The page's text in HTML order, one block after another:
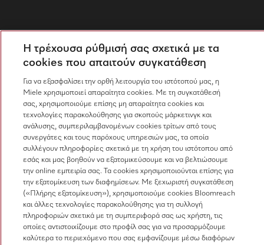
Ακολουθήστε τη Miele Professional
Προστασία δεδομένων
Όροι χρήσης
Νομική σημείωση
Ρυθμίσεις cookies
Η τρέχουσα ρύθμισή σας σχετικά με τα
cookies που απαιτούν συγκατάθεση
Για να εξασφαλίσει την ορθή λειτουργία του ιστότοπού μας, η
Miele χρησιμοποιεί απαραίτητα cookies. Με τη συγκατάθεσή
σας, χρησιμοποιούμε επίσης μη απαραίτητα cookies και
τεχνολογίες παρακολούθησης για σκοπούς μάρκετινγκ και
ανάλυσης, συμπεριλαμβανομένων cookies τρίτων από τους
συνεργάτες και τους παρόχους υπηρεσιών μας, τα οποία
συλλέγουν πληροφορίες σχετικά με τη χρήση του ιστότοπου από
εσάς και μας βοηθούν να εξατομικεύσουμε και να βελτιώσουμε
την online εμπειρία σας. Τα cookies χρησιμοποιούνται επίσης για
την εξατομίκευση των διαφημίσεων. Με ξεχωριστή συγκατάθεση
(«Πλήρης εξατομίκευση»), χρησιμοποιούμε cookies Bloomreach
και άλλες τεχνολογίες παρακολούθησης για τη συλλογή
πληροφοριών σχετικά με τη συμπεριφορά σας ως χρήστη, τις
οποίες αντιστοιχίζουμε στο προφίλ σας για να προσαρμόζουμε
καλύτερα το περιεχόμενο που σας εμφανίζουμε μέσω διαφόρων